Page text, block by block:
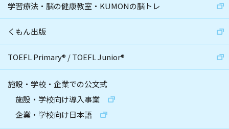
学習療法・脳の健康教室・KUMONの脳トレ
くもん出版
TOEFL Primary® /TOEFL Junior®
施設・学校・企業での公文式
施設・学校向け導入事業
企業・学校向け日本語